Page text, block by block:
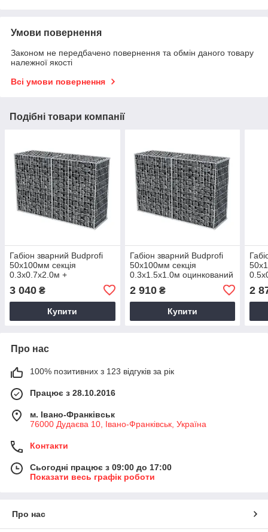
Умови повернення
Законом не передбачено повернення та обмін даного товару
належної якості
Всі умови повернення
Подібні товари компанії
Габіон зварний Budprofi
50х100мм секція
0.3х0.7х2.0м +
перегородка оцинкований
для огорожі
3 040 ₴
Купити
Габіон зварний Budprofi
50х100мм секція
0.3х1.5х1.0м оцинкований
2 910₴
Купити
2
Про нас
100% позитивних з 123 відгуків за рік
Працює з 28.10.2016
м. Івано-Франківськ
76000 Дудаєва 10, Івано-Франківськ, Україна
Контакти
Сьогодні працює з 09:00 до 17:00
Показати весь графік роботи
Про нас